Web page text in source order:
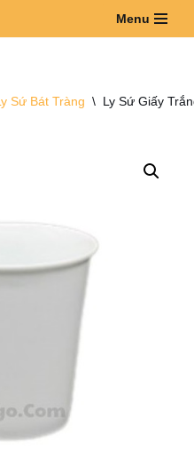
Menu
Sứ Bát Tràng \ Ly Sứ Giấy